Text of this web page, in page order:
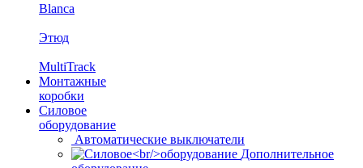
Blanca
Этюд
MultiTrack
Монтажные
коробки
Силовое
оборудование
Автоматические выключатели
Дополнительное